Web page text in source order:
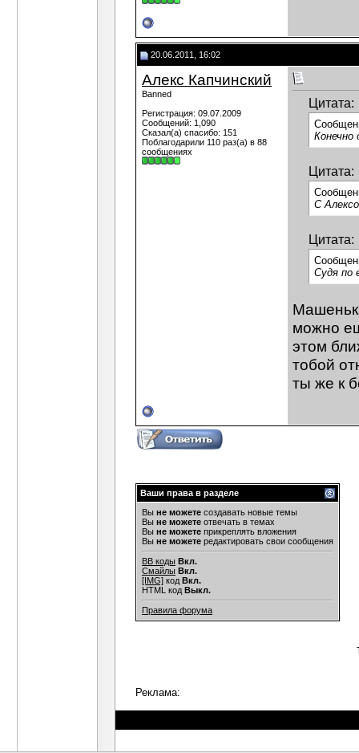
20.06.2011, 16:02
Алекс Капчинский
Banned
Регистрация: 09.07.2009
Сообщений: 1,090
Сказал(а) спасибо: 151
Поблагодарили 110 раз(а) в 88
сообщениях
Цитата:
Конечно
Цитата:
C
Цитата:
Судя по
можно
этом
тобой
ты же к
Ваши права в разделе
Вы не можете создавать новые темы
Вы не можете отвечать в темах
Вы не можете прикреплять вложения
Вы не можете редактировать свои сообщения
BB коды Вкл.
Смайлы Вкл.
[IMG] код Вкл.
HTML код Выкл.
Правила форума
Реклама: